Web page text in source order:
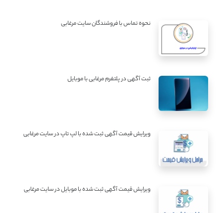
نحوه تماس با فروشندگان سایت مرغابی
ثبت آگهی در پلتفرم مرغابی با موبایل
ویرایش قیمت آگهی ثبت شده با لپ تاپ در سایت مرغابی
ویرایش قیمت آگهی ثبت شده با موبایل در سایت مرغابی